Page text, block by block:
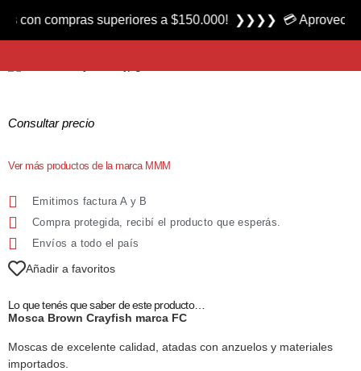
Producto nuevo
Mosca Brown Crayfish marca FC
Consultar precio
Ver más productos de la marca MMM
Emitimos factura A y B
Compra protegida, recibí el producto que esperás.
Envíos a todo el país
Añadir a favoritos
Lo que tenés que saber de este producto…
Mosca Brown Crayfish marca FC
Moscas de excelente calidad, atadas con anzuelos y materiales
importados.
compras superiores a $150.000! ❯❯❯❯ 💳 Aprovecha las